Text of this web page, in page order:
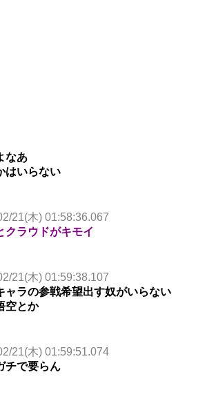
なあ
はいらない
21(木) 01:58:36.067
クラウドがキモイ
21(木) 01:59:38.107
ャラの参戦希望出す奴がいらない
空とか
21(木) 01:59:51.074
チで要らん